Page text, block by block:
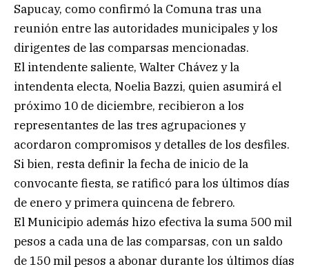
Sapucay, como confirmó la Comuna tras una
reunión entre las autoridades municipales y los
dirigentes de las comparsas mencionadas.
El intendente saliente, Walter Chávez y la
intendenta electa, Noelia Bazzi, quien asumirá el
próximo 10 de diciembre, recibieron a los
representantes de las tres agrupaciones y
acordaron compromisos y detalles de los desfiles.
Si bien, resta definir la fecha de inicio de la
convocante fiesta, se ratificó para los últimos días
de enero y primera quincena de febrero.
El Municipio además hizo efectiva la suma 500 mil
pesos a cada una de las comparsas, con un saldo
de 150 mil pesos a abonar durante los últimos días